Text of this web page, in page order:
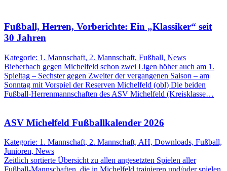
Fußball, Herren, Vorberichte: Ein „Klassiker“ seit
30 Jahren
Kategorie: 1. Mannschaft, 2. Mannschaft, Fußball, News
Bieberbach gegen Michelfeld schon zwei Ligen höher auch am 1.
Spieltag – Sechster gegen Zweiter der vergangenen Saison – am
Sonntag mit Vorspiel der Reserven Michelfeld (obl) Die beiden
Fußball-Herrenmannschaften des ASV Michelfeld (Kreisklasse…
ASV Michelfeld Fußballkalender 2026
Kategorie: 1. Mannschaft, 2. Mannschaft, AH, Downloads, Fußball,
Junioren, News
Zeitlich sortierte Übersicht zu allen angesetzten Spielen aller